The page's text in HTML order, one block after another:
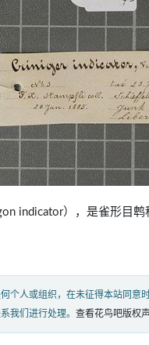
indicator），是雀形目鹎
个人或组织，在未征得本站同意
我们进行处理。 查看花鸟吧版权